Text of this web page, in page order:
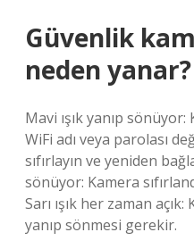
Güvenlik
neden yanar?
Mavi ışık yanıp
WiFi adı veya parolası
sıfırlayın ve yeniden
sönüyor: Kamera
Sarı ışık her zaman
yanıp sönmesi gerekir.